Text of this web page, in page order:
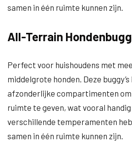
samen in één ruimte kunnen zijn.
All-Terrain
Perfect voor huishoudens met
middelgrote honden. Deze
afzonderlijke compartimenten om
ruimte te geven, wat vooral
verschillende temperamenten
samen in één ruimte kunnen zijn.